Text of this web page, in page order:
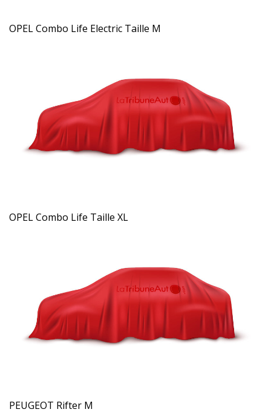
OPEL Combo Life Electric Taille M
OPEL Combo Life Taille XL
PEUGEOT Rifter M